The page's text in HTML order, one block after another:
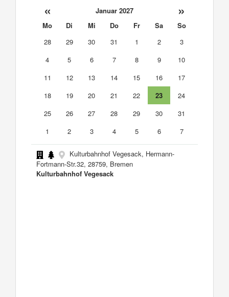
« Januar 2027 »
Mo Di Mi Do Fr Sa
So
28
29 30 31 1 2
3
4
5 6 7 8 9
10
11
12 13 14 15 16
17
18
19 20 21 22 23
24
25
26 27 28 29 30
31
1
2 3 4 5 6 7
Kulturbahnhof Vegesack, Hermann-
Fortmann-Str.32, 28759, Bremen
Kulturbahnhof Vegesack